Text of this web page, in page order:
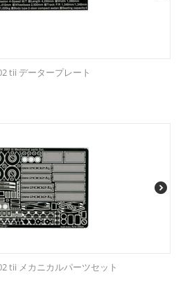
tii データープレート
tii メカニカルパーツセット